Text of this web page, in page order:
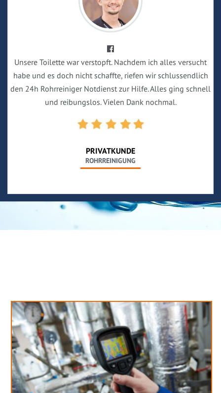
Unsere Toilette war verstopft. Nachdem ich alles versucht
habe und es doch nicht schaffte, riefen wir schlussendlich
den 24h Rohrreiniger Notdienst zur Hilfe. Alles ging schnell
und reibungslos. Vielen Dank nochmal.
PRIVATKUNDE
ROHRREINIGUNG